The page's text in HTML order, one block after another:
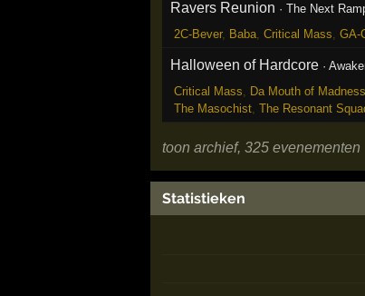
Ravers Reunion ·The Next
2C-Bever, Baba, Critical Mass GA-
Halloween of Hardcore ·
Critical Mass Da Mouth of Madness
The Masochist, The Resonant
toon archief, 325 evenementen
Statistieken